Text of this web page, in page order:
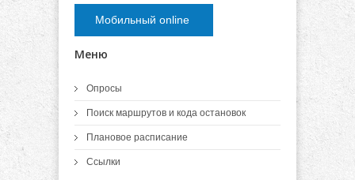
Мобильный online
Меню
Опросы
Поиск маршрутов и кода остановок
Плановое расписание
Ссылки